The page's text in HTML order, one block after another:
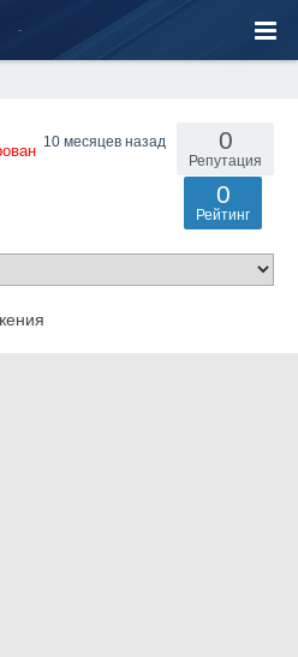
10 месяцев назад 0
Репутация
0
Рейтинг